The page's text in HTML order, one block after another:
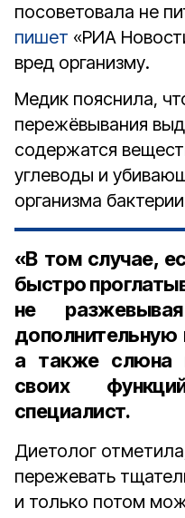
посоветовала не
пишет «РИА
вред организму.
Медик пояснила,
пережёвывания
содержатся
углеводы и
организма
«В том случае,
быстро
не
дополнительную
а также слюна
своих
специалист.
Диетолог
пережевать
и только потом